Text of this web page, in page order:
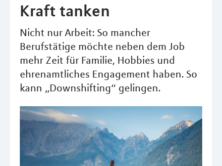
Kraft tanken
Nicht nur Arbeit: So mancher
Berufstätige möchte neben dem Job
mehr Zeit für Familie, Hobbies und
ehrenamtliches Engagement haben. So
kann „Downshifting“ gelingen.